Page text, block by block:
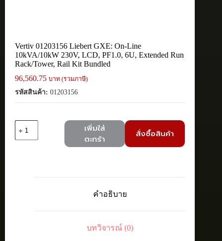
Vertiv 01203156 Liebert GXE: On-Line
10kVA/10kW 230V, LCD, PF1.0, 6U, Extended Run
Rack/Tower, Rail Kit Bundled
96,560.75 บาท (รวมภาษี)
รหัสสินค้า: 01203156
Vertiv
เพิ่มใส่
ตะกร้า
สั่งซื้อสินค้า
คำอธิบาย
บทวิจารณ์ (0)